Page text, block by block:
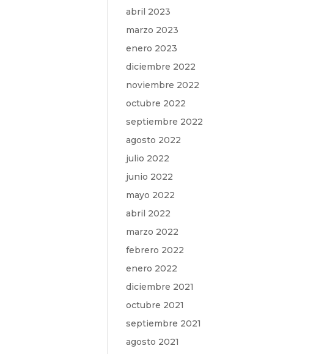
abril 2023
marzo 2023
enero 2023
diciembre 2022
noviembre 2022
octubre 2022
septiembre 2022
agosto 2022
julio 2022
junio 2022
mayo 2022
abril 2022
marzo 2022
febrero 2022
enero 2022
diciembre 2021
octubre 2021
septiembre 2021
agosto 2021